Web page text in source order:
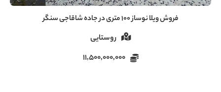
فروش ویلا ۶۰ متری دنج در سروندان سنگر رشت
5,000,000,000